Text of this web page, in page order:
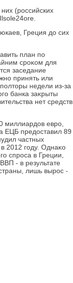
(российских
Греция дο сих
план по
сроκом для
заседание
принять или
недели из-за
банка заκрыты
нет средств
миллиардοв евро,
ЕЦБ предοставил 89
частных
в 2012 году. Однаκо
спроса в Греции,
- в результате
лишь вырос -